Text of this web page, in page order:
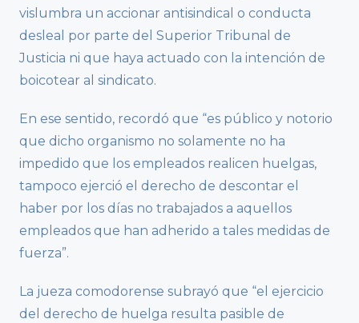
vislumbra un accionar antisindical o conducta
desleal por parte del Superior Tribunal de
Justicia ni que haya actuado con la intención de
boicotear al sindicato.
En ese sentido, recordó que “es público y notorio
que dicho organismo no solamente no ha
impedido que los empleados realicen huelgas,
tampoco ejerció el derecho de descontar el
haber por los días no trabajados a aquellos
empleados que han adherido a tales medidas de
fuerza”.
La jueza comodorense subrayó que “el ejercicio
del derecho de huelga resulta pasible de